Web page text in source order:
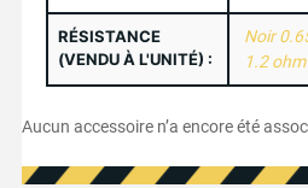
RÉSISTANCE
(VENDU À L'UNITÉ) :
Noir
1.2 ohm
Aucun accessoire n’a encore été